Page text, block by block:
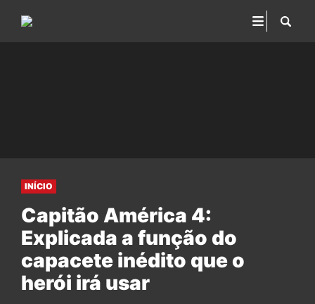
INÍCIO
Capitão América 4:
Explicada a função do
capacete inédito que o
herói irá usar